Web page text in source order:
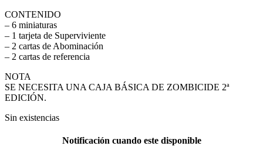
CONTENIDO
– 6 miniaturas
– 1 tarjeta de Superviviente
– 2 cartas de Abominación
– 2 cartas de referencia
NOTA
SE NECESITA UNA CAJA BÁSICA DE ZOMBICIDE 2ª
EDICIÓN.
Sin existencias
Notificación cuando este disponible